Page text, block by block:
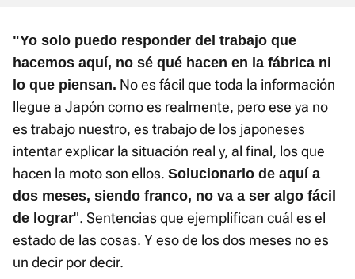
"Yo solo puedo responder del trabajo que
hacemos aquí, no sé qué hacen en la fábrica ni
lo que piensan. No es fácil que toda la información
llegue a Japón como es realmente, pero ese ya no
es trabajo nuestro, es trabajo de los japoneses
intentar explicar la situación real y, al final, los que
hacen la moto son ellos. Solucionarlo de aquí a
dos meses, siendo franco, no va a ser algo fácil
de lograr". Sentencias que ejemplifican cuál es el
estado de las cosas. Y eso de los dos meses no es
un decir por decir.